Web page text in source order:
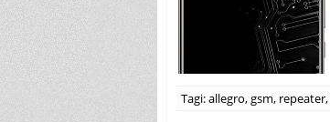
Tagi:allegro,gsm, repeater,